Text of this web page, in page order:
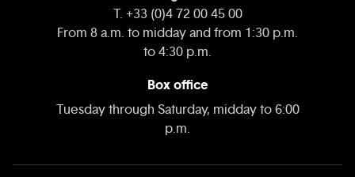
T. +33 (0)4 72 00 45 00
From 8 a.m. to midday and from 1:30 p.m.
to 4:30 p.m.
Box office
Tuesday through Saturday, midday to 6:00
p.m.